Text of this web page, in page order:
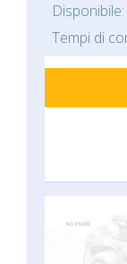
Disponibile:
Tempi di